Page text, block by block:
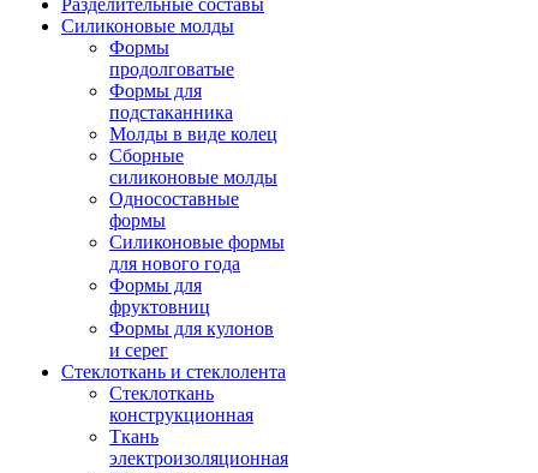
Разделительные составы
Силиконовые молды
Формы
продолговатые
Формы для
подстаканника
Молды в виде колец
Сборные
силиконовые молды
Односоставные
формы
Силиконовые формы
для нового года
Формы для
фруктовниц
Формы для кулонов
и серег
Стеклоткань и стеклолента
Стеклоткань
конструкционная
Ткань
электроизоляционная